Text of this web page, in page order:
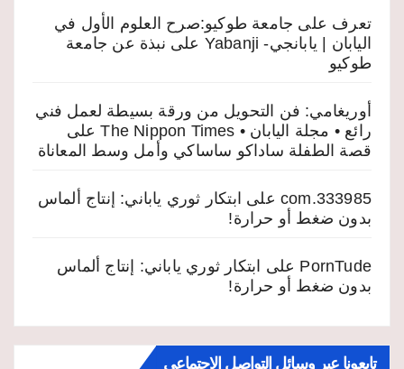
تعرف على جامعة طوكيو:صرح العلوم الأول في
اليابان | يابانجي- Yabanji
على نبذة عن جامعة
طوكيو
أوريغامي: فن التحويل من ورقة بسيطة لعمل فني
رائع • مجلة اليابان • The Nippon Times
على
قصة الطفلة ساداكو ساساكي وأمل وسط المعاناة
333985.com على ابتكار ثوري ياباني: إنتاج ألماس
بدون ضغط أو حرارة!
PornTude على
ابتكار ثوري ياباني: إنتاج ألماس
بدون ضغط أو حرارة!
تابعونا عبر وسائل التواصل الاجتماعي